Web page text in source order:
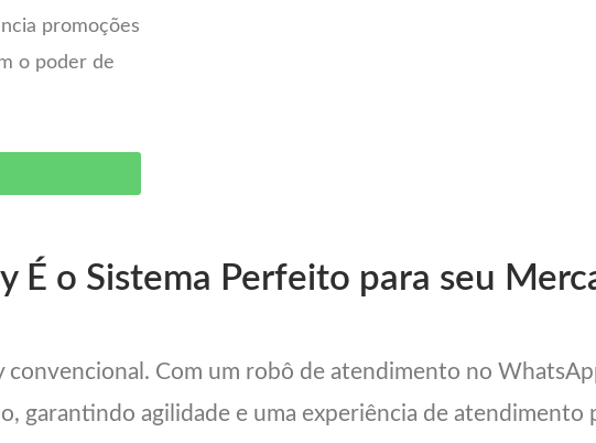
promoções
o poder de
É o Sistema Perfeito para seu
convencional. Com um robô de atendimento no
garantindo agilidade e uma experiência de atendimento